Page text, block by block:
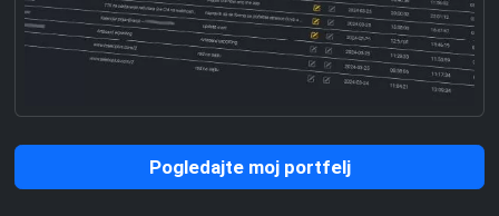
Pogledajte moj portfelj